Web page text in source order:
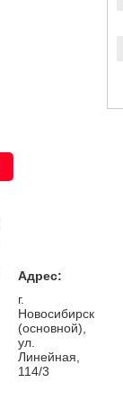
Адрес:
г.
Новосибирск
(основной),
ул.
Линейная,
114/3